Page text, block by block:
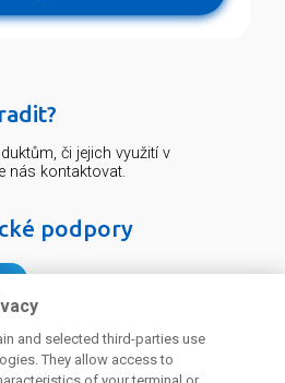
či jejich využití v
nás kontaktovat.
podpory
and selected third-parties use
They allow access to